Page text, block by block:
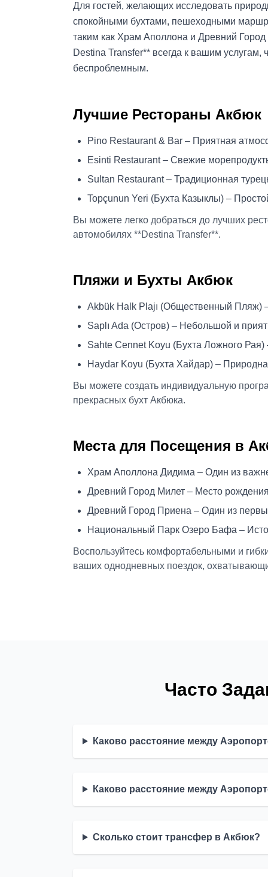
Для гостей, желающих исследовать
спокойными бухтами, пешеходными
таким как Храм Аполлона и Древний
Destina Transfer** всегда к вашим
беспроблемным.
Лучшие Рестораны Акбюк
Pino Restaurant & Bar – Приятная
Esinti Restaurant – Свежие
Sultan Restaurant – Традиционная
Topçunun Yeri (Бухта Казыклы) –
Вы можете легко добраться до лучших
автомобилях **Destina Transfer**.
Пляжи и Бухты Акбюк
Akbük Halk Plajı (Общественный Пляж)
Saplı Ada (Остров) – Небольшой и
Sahte Cennet Koyu (Бухта Ложного
Haydar Koyu (Бухта Хайдар) –
Вы можете создать индивидуальную
прекрасных бухт Акбюка.
Места для Посещения в
Храм Аполлона Дидима – Один из
Древний Город Милет – Место
Древний Город Приена – Один из
Национальный Парк Озеро Бафа –
Воспользуйтесь комфортабельными и
ваших однодневных поездок,
Часто
Каково расстояние между
Каково расстояние между
Сколько стоит трансфер в Акбюк?